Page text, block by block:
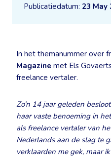
Publicatiedatum: 23 May
In het themanummer over
Magazine met Els
freelance vertaler.
Zo’n 14 jaar geleden
haar vaste benoeming in
als freelance vertaler van
Nederlands aan de slag te
verklaarden me gek, maar